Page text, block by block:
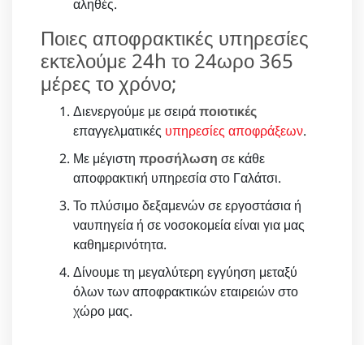
αληθές.
Ποιες αποφρακτικές υπηρεσίες
εκτελούμε 24h το 24ωρο 365
μέρες το χρόνο;
Διενεργούμε με σειράποιοτικές
επαγγελματικές υπηρεσίες αποφράξεων.
Με μέγιστη προσήλωση σε κάθε
αποφρακτική υπηρεσία στο Γαλάτσι.
Το πλύσιμο δεξαμενών σε εργοστάσια ή
ναυπηγεία ή σε νοσοκομεία είναι για μας
καθημερινότητα.
Δίνουμε τη μεγαλύτερη εγγύηση μεταξύ
όλων των αποφρακτικών εταιρειών στο
χώρο μας.